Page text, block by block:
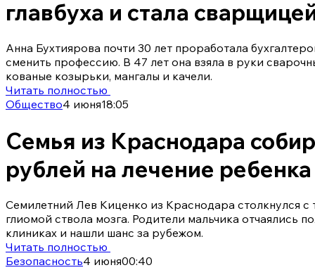
главбуха и стала
Анна Бухтиярова почти 30 лет проработала
сменить профессию. В 47 лет она взяла в руки
кованые козырьки, мангалы и качели.
Читать полностью
Общество4 июня18:05
Семья из Краснодара
рублей на лечение
Семилетний Лев Киценко из Краснодара столкнулся
глиомой ствола мозга. Родители мальчика отчаялись
клиниках и нашли шанс за рубежом.
Читать полностью
Безопасность4 июня00:40